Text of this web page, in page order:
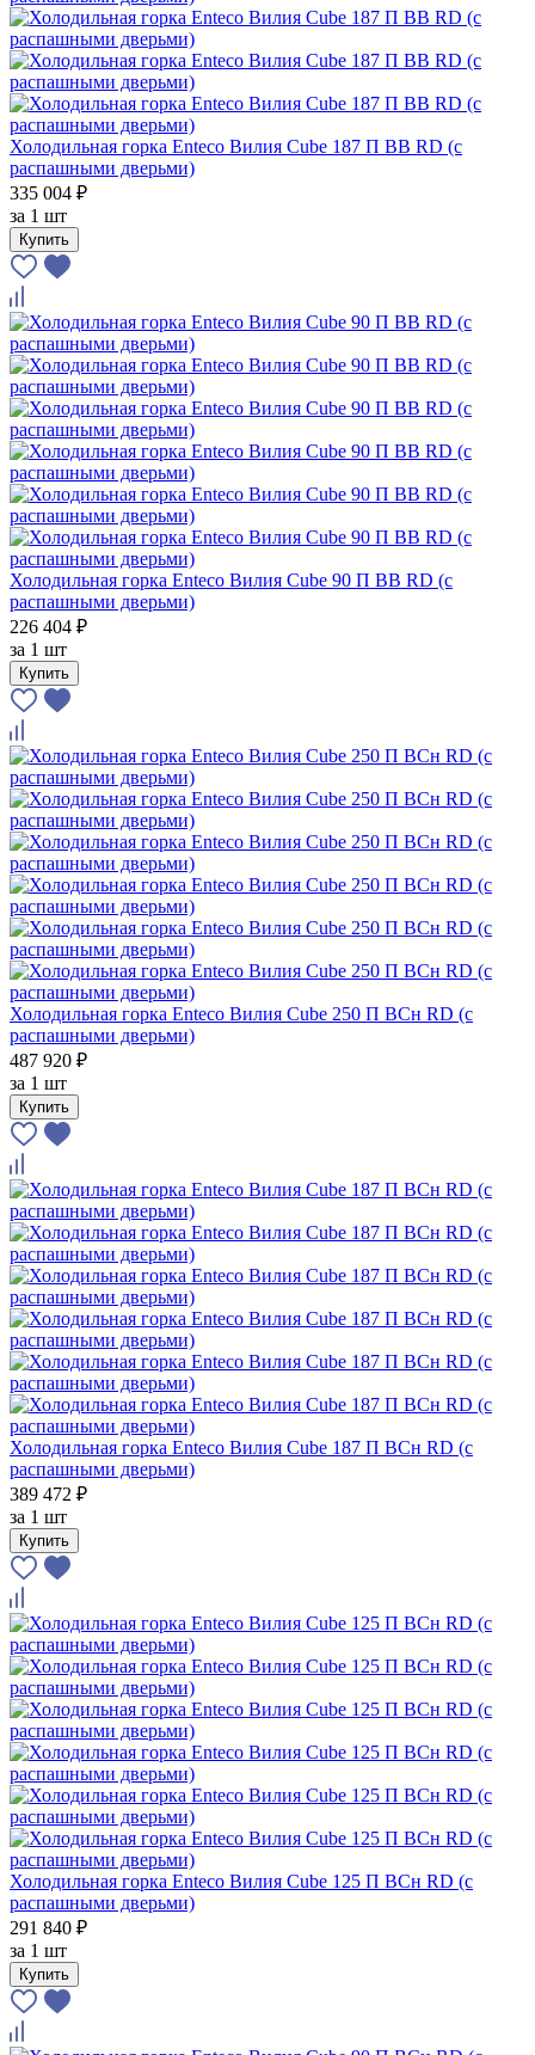
Холодильная горка Enteco Вилия Cube 187 П ВВ RD (с
распашными дверьми)
335 004 ₽
за 1 шт
Купить
Холодильная горка Enteco Вилия Cube 90 П ВВ RD (с
распашными дверьми)
226 404 ₽
за 1 шт
Купить
Холодильная горка Enteco Вилия Cube 250 П ВСн RD (с
распашными дверьми)
487 920 ₽
за 1 шт
Купить
Холодильная горка Enteco Вилия Cube 187 П ВСн RD (с
распашными дверьми)
389 472 ₽
за 1 шт
Купить
Холодильная горка Enteco Вилия Cube 125 П ВСн RD (с
распашными дверьми)
291 840 ₽
за 1 шт
Купить